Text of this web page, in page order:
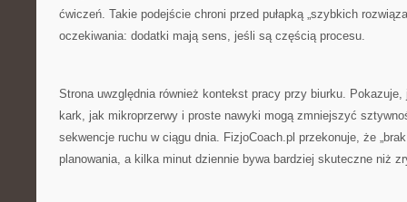
ćwiczeń. Takie podejście chroni przed pułapką „szybkich
oczekiwania: dodatki mają sens, jeśli są częścią procesu.
Strona uwzględnia również kontekst pracy przy biurku. Pokazuje,
kark, jak mikroprzerwy i proste nawyki mogą zmniejszyć
sekwencje ruchu w ciągu dnia. FizjoCoach.pl przekonuje, że
planowania, a kilka minut dziennie bywa bardziej skuteczne niż